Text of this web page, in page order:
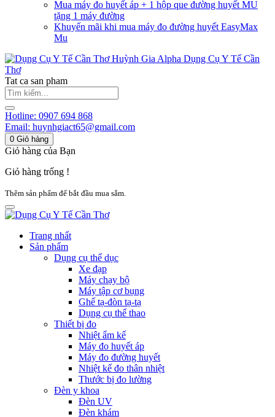
Mua máy đo huyết áp + 1 hộp que đường huyết MU
tặng 1 máy đường
Khuyến mãi khi mua máy đo đường huyết EasyMax
Mu
Huỳnh Gia Alpha Dụng Cụ Y Tế Cần
Thơ
Tat ca san pham
Hotline: 0907 694 868
Email: huynhgiact65@gmail.com
0 Giỏ hàng
Giỏ hàng của Bạn
Giỏ hàng trống !
Thêm sản phẩm để bắt đầu mua sắm.
Trang nhất
Sản phẩm
Dụng cụ thể dục
Xe đạp
Máy chạy bộ
Máy tập cơ bụng
Ghế tạ-đòn tạ-tạ
Dụng cụ thể thao
Thiết bị đo
Nhiệt ẩm kế
Máy đo huyết áp
Máy đo đường huyết
Nhiệt kế đo thân nhiệt
Thước bị đo lường
Đèn y khoa
Đèn UV
Đèn khám